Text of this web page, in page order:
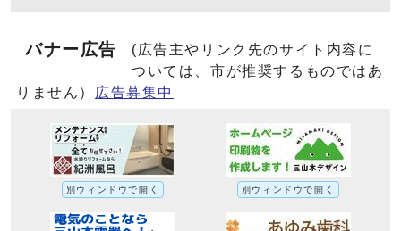
バナー広告
(広告主やリンク先のサイト内容に
ついては、市が推奨するものではあ
りません）
広告募集中
別ウィンドウで開く 別ウィンドウで開く